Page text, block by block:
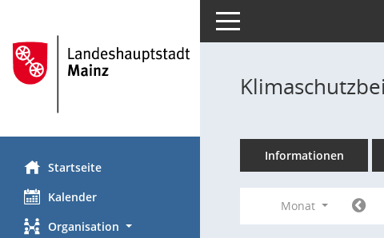
Startseite
Kalender
Organisation
Toggle navigation
Informationen
Monat